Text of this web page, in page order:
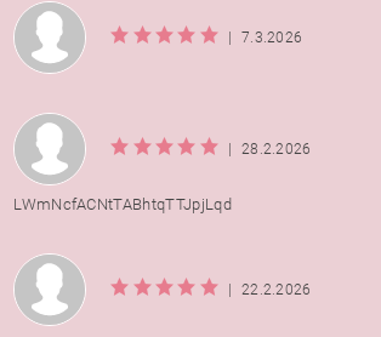
7.3.2026
28.2.2026
LWmNcfACNtTABhtqTTJpjLqd
22.2.2026